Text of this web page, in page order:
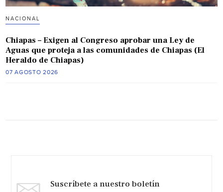
NACIONAL
Chiapas – Exigen al Congreso aprobar una Ley de
Aguas que proteja a las comunidades de Chiapas (El
Heraldo de Chiapas)
07 AGOSTO 2026
Suscríbete a nuestro boletín